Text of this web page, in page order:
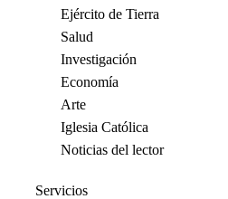
Ejército de Tierra
Salud
Investigación
Economía
Arte
Iglesia Católica
Noticias del lector
Servicios